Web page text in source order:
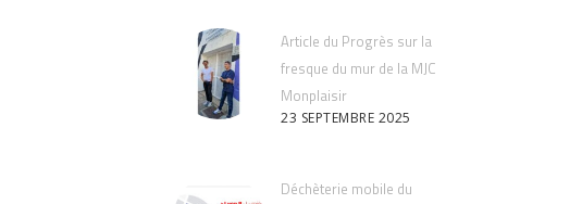
Article du Progrès sur la
fresque du mur de la MJC
Monplaisir
23 SEPTEMBRE 2025
Déchèterie mobile du